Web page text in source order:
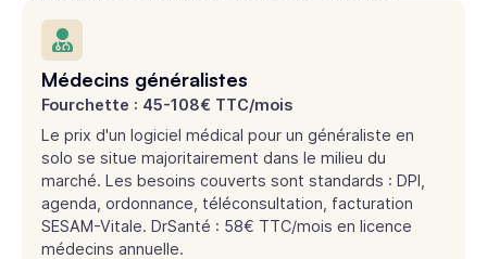
Médecins généralistes
Fourchette : 45-108€ TTC/mois
Le prix d'un logiciel médical pour un généraliste en
solo se situe majoritairement dans le milieu du
marché. Les besoins couverts sont standards : DPI,
agenda, ordonnance, téléconsultation, facturation
SESAM-Vitale. DrSanté : 58€ TTC/mois en licence
médecins annuelle.